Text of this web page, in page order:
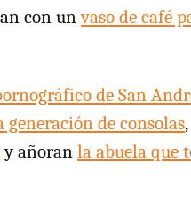
con unvaso de café
de San
de consolas,
y añoran la abuela que